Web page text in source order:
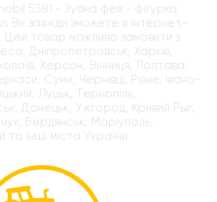
5381 - Зубна фея - фігурка
Ви завжди зможете в інтернет-
Цей товар можливо замовити з
Дніпропетровськ, Харків,
Херсон, Вінниця, Полтава,
Суми, Чернівці, Рівне, Івано-
Луцьк, Тернопіль,
Донецьк, Ужгород, Кривий Рыг,
Бердянськ, Маріуполь,
та інші міста України